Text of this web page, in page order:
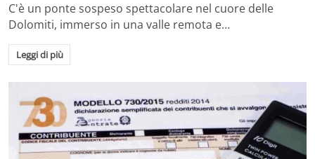
C'è un ponte sospeso spettacolare nel cuore delle
Dolomiti, immerso in una valle remota e…
Leggi di più